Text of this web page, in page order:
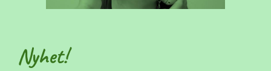
Nyhet!